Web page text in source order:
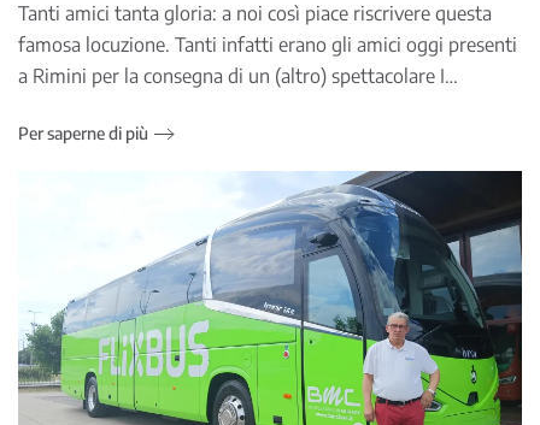
Tanti amici tanta gloria: a noi così piace riscrivere questa
famosa locuzione. Tanti infatti erano gli amici oggi presenti
a Rimini per la consegna di un (altro) spettacolare I…
Per saperne di più